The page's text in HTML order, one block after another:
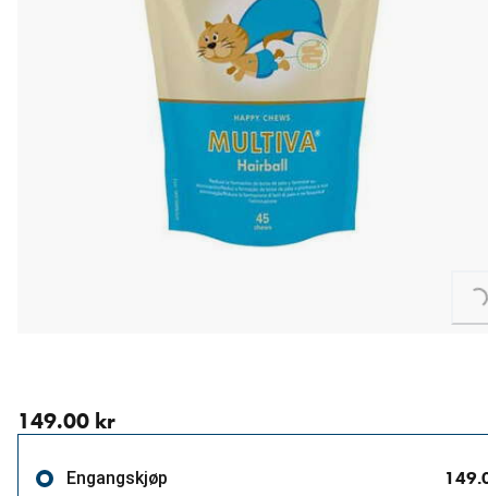
Loading...
149.00 kr
Engangskjøp